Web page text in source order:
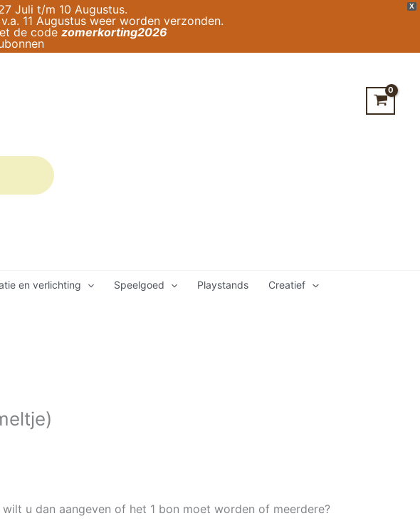
X
Juli t/m 10 Augustus.
11 Augustus weer worden verzonden.
de code zomerkorting2026
en verlichting Speelgoed Playstands Creatief
u dan aangeven of het 1 bon moet worden of meerdere?